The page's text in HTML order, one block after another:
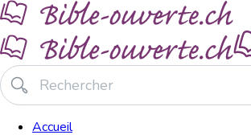
Accueil